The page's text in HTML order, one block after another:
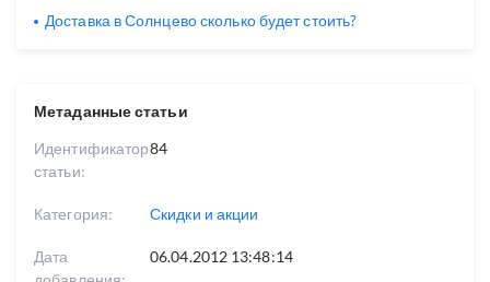
Метаданные статьи
Идентификатор
статьи:
84
Категория: Скидки и акции
Дата
06.04.2012 13:48:14
Доставка в Солнцево сколько будет стоить?